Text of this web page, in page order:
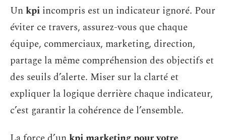
Unkpi incompris est un indicateur ignoré. Pour
éviter ce travers, assurez-vous que chaque
équipe, commerciaux, marketing, direction,
partage la même compréhension des objectifs et
des seuils d’alerte. Miser sur la clarté et
expliquer la logique derrière chaque indicateur,
c’est garantir la cohérence de l’ensemble.